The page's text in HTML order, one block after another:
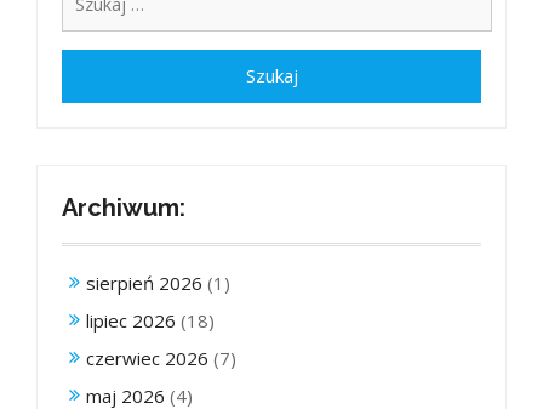
Archiwum:
sierpień 2026 (1)
lipiec 2026 (18)
czerwiec 2026 (7)
maj 2026 (4)